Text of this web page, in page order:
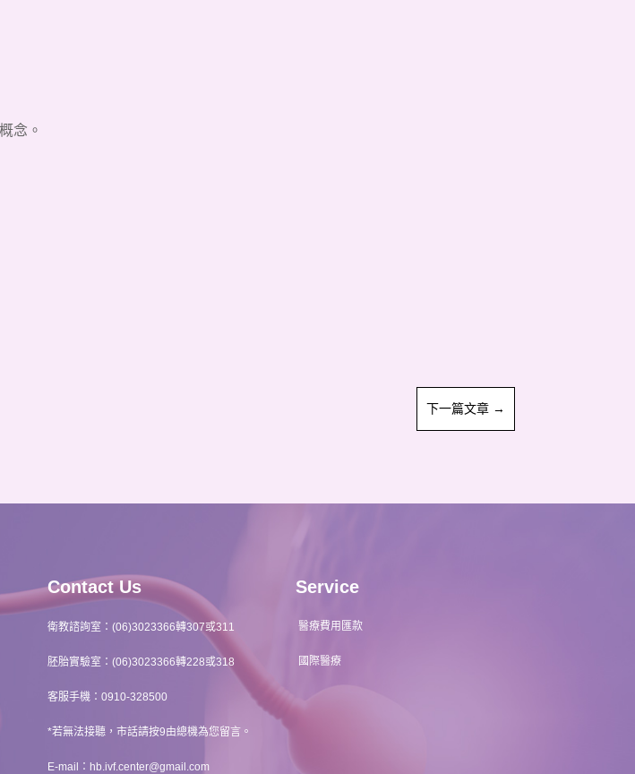
念。
下一篇文章→
Contact Us
衛教諮詢室：(06)3023366轉307或311
胚胎實驗室：(06)3023366轉228或318
客服手機：0910-328500
*若無法接聽，市話請按9由總機為您留言。
E-mail： hb.ivf.center@gmail.com
Service
醫療費用匯款
國際醫療